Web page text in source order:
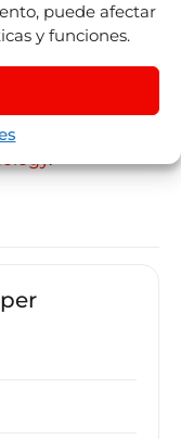
puede afectar
y funciones.
crucial en la
la industria
con
más sobre
.